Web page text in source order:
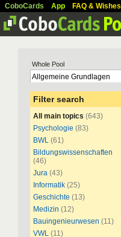
CoboCards App FAQ & Wishes
Whole Pool
Filter search
All main topics (643)
Psychologie (83)
BWL (61)
Bildungswissenschaften
(46)
Jura (43)
Informatik (25)
Geschichte (13)
Medizin (12)
Bauingenieurwesen (11)
VWL (11)